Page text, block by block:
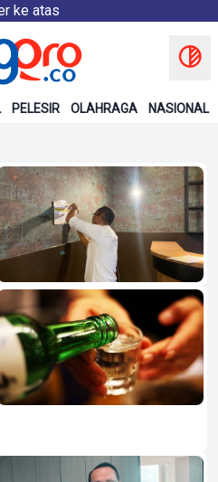
ke atas
PELESIR OLAHRAGA NASIONAL